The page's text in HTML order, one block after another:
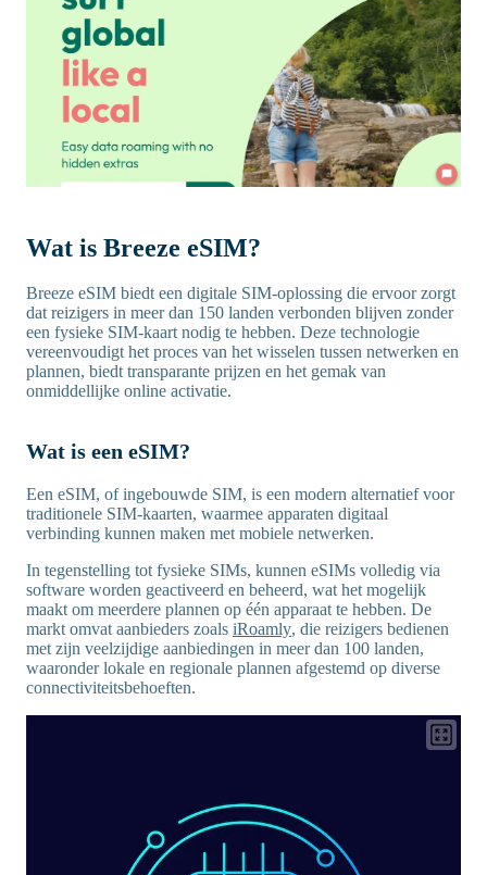
Wat is Breeze eSIM?
Breeze eSIM biedt een digitale SIM-oplossing die ervoor zorgt
dat reizigers in meer dan 150 landen verbonden blijven zonder
een fysieke SIM-kaart nodig te hebben. Deze technologie
vereenvoudigt het proces van het wisselen tussen netwerken en
plannen, biedt transparante prijzen en het gemak van
onmiddellijke online activatie.
Wat is een eSIM?
Een eSIM, of ingebouwde SIM, is een modern alternatief voor
traditionele SIM-kaarten, waarmee apparaten digitaal
verbinding kunnen maken met mobiele netwerken.
In tegenstelling tot fysieke SIMs, kunnen eSIMs volledig via
software worden geactiveerd en beheerd, wat het mogelijk
maakt om meerdere plannen op één apparaat te hebben. De
markt omvat aanbieders zoals iRoamly, die reizigers bedienen
met zijn veelzijdige aanbiedingen in meer dan 100 landen,
waaronder lokale en regionale plannen afgestemd op diverse
connectiviteitsbehoeften.